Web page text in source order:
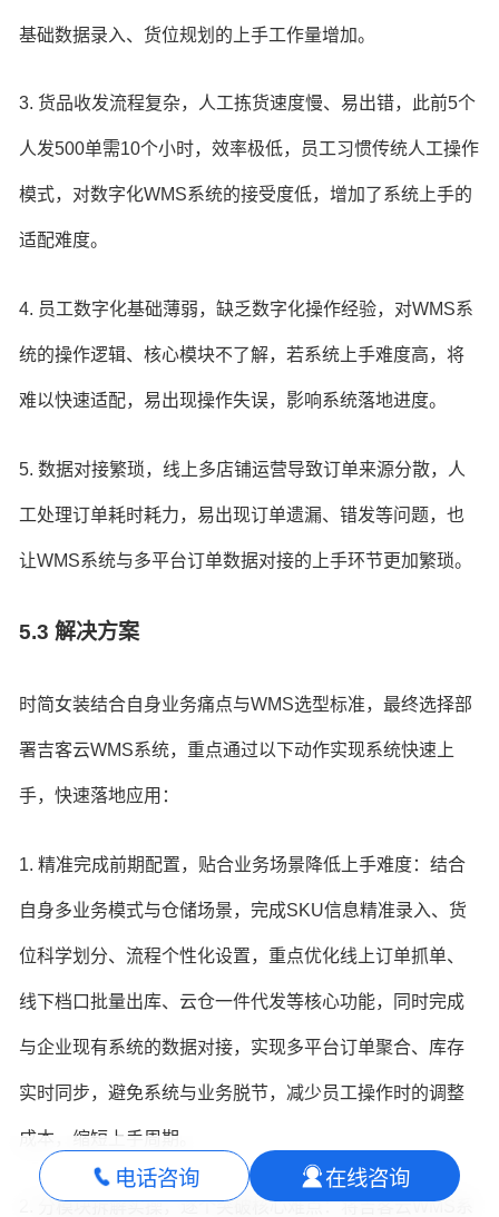
基础数据录入、货位规划的上手工作量增加。
3. 货品收发流程复杂，人工拣货速度慢、易出错，此前5个
人发500单需10个小时，效率极低，员工习惯传统人工操作
模式，对数字化WMS系统的接受度低，增加了系统上手的
适配难度。
4. 员工数字化基础薄弱，缺乏数字化操作经验，对WMS系
统的操作逻辑、核心模块不了解，若系统上手难度高，将
难以快速适配，易出现操作失误，影响系统落地进度。
5. 数据对接繁琐，线上多店铺运营导致订单来源分散，人
工处理订单耗时耗力，易出现订单遗漏、错发等问题，也
让WMS系统与多平台订单数据对接的上手环节更加繁琐。
5.3 解决方案
时简女装结合自身业务痛点与WMS选型标准，最终选择部
署吉客云WMS系统，重点通过以下动作实现系统快速上
手，快速落地应用：
1. 精准完成前期配置，贴合业务场景降低上手难度：结合
自身多业务模式与仓储场景，完成SKU信息精准录入、货
位科学划分、流程个性化设置，重点优化线上订单抓单、
线下档口批量出库、云仓一件代发等核心功能，同时完成
与企业现有系统的数据对接，实现多平台订单聚合、库存
实时同步，避免系统与业务脱节，减少员工操作时的调整
成本，缩短上手周期。
2. 分模块拆解实操，逐个突破核心难点：将吉客云WMS系
电话咨询 在线咨询